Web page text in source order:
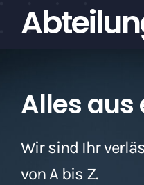
Alles aus
Wir sind Ihr
von A bis Z.